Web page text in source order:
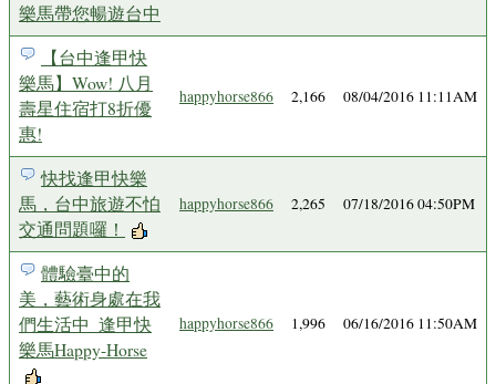
樂馬帶您暢遊台中
【台中逢甲快
樂馬】Wow! 八月
壽星住宿打8折優
惠!
happyhorse866 2,166 08/04/2016 11:11AM
快找逢甲快樂
馬，台中旅遊不怕
交通問題囉！
happyhorse866 2,265 07/18/2016 04:50PM
體驗臺中的
美，藝術身處在我
們生活中_逢甲快
樂馬Happy-Horse
happyhorse866 1,996 06/16/2016 11:50AM